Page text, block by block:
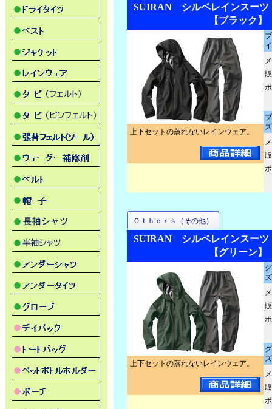
SUIRAN シルベレインスー
【ブラック】
上下セットの蒸れないレインウェア。
Ｏｔｈｅｒｓ（その他）
SUIRAN シルベレインスー
【グリーン】
上下セットの蒸れないレインウェア。